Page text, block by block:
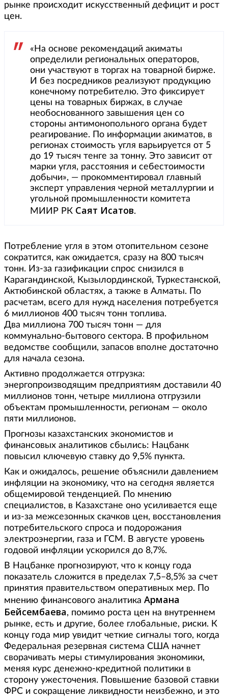
рынке происходит искусственный дефицит и рост
цен.
«На основе рекомендаций акиматы
определили региональных операторов,
они участвуют в торгах на товарной бирже.
И без посредников реализуют продукцию
конечному потребителю. Это фиксирует
цены на товарных биржах, в случае
необоснованного завышения цен со
стороны антимонопольного органа будет
реагирование. По информации акиматов, в
регионах стоимость угля варьируется от 5
до 19 тысяч тенге за тонну. Это зависит от
марки угля, расстояния и себестоимости
добычи», — прокомментировал главный
эксперт управления черной металлургии и
угольной промышленности комитета
МИИР РК Саят Исатов.
Потребление угля в этом отопительном сезоне
сократится, как ожидается, сразу на 800 тысяч
тонн. Из-за газификации спрос снизился в
Карагандинской, Кызылординской, Туркестанской,
Актюбинской областях, а также в Алматы. По
расчетам, всего для нужд населения потребуется
6 миллионов 400 тысяч тонн топлива.
Два миллиона 700 тысяч тонн — для
коммунально-бытового сектора. В профильном
ведомстве сообщили, запасов вполне достаточно
для начала сезона.
Активно продолжается отгрузка:
энергопроизводящим предприятиям доставили 40
миллионов тонн, четыре миллиона отгрузили
объектам промышленности, регионам — около
пяти миллионов.
Прогнозы казахстанских экономистов и
финансовых аналитиков сбылись: Нацбанк
повысил ключевую ставку до 9,5% пункта.
Как и ожидалось, решение объяснили давлением
инфляции на экономику, что на сегодня является
общемировой тенденцией. По мнению
специалистов, в Казахстане оно усиливается еще
и из-за межсезонных скачков цен, восстановления
потребительского спроса и подорожания
электроэнергии, газа и ГСМ. В августе уровень
годовой инфляции ускорился до 8,7%.
В Нацбанке прогнозируют, что к концу года
показатель сложится в пределах 7,5–8,5% за счет
принятия правительством оперативных мер. По
мнению финансового аналитика Армана
Бейсембаева, помимо роста цен на внутреннем
рынке, есть и другие, более глобальные, риски. К
концу года мир увидит четкие сигналы того, когда
Федеральная резервная система США начнет
сворачивать меры стимулирования экономики,
меняя курс денежно-кредитной политики в
сторону ужесточения. Повышение базовой ставки
ФРС и сокращение ликвидности неизбежно, и это